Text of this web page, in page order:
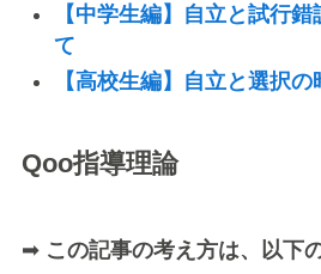
【中学生編】自立と試行
て
【高校生編】自立と選択
Qoo指導理論
➡ この記事の考え方は、以下